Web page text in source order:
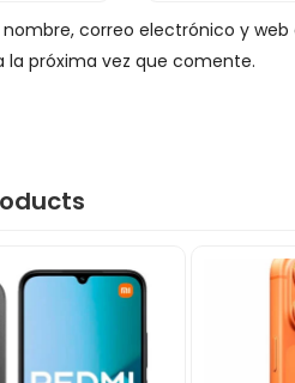
correo electrónico y web
la próxima vez que comente.